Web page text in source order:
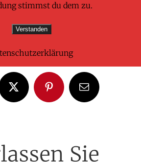
Wonderful Life Event!
X PinterestE-
Mail
Sie
stimmst du dem zu.
Verstanden